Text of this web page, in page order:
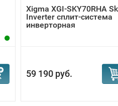
Xigma XGI-SKY70RHA
Inverter сплит-система
инверторная
59 190 руб.